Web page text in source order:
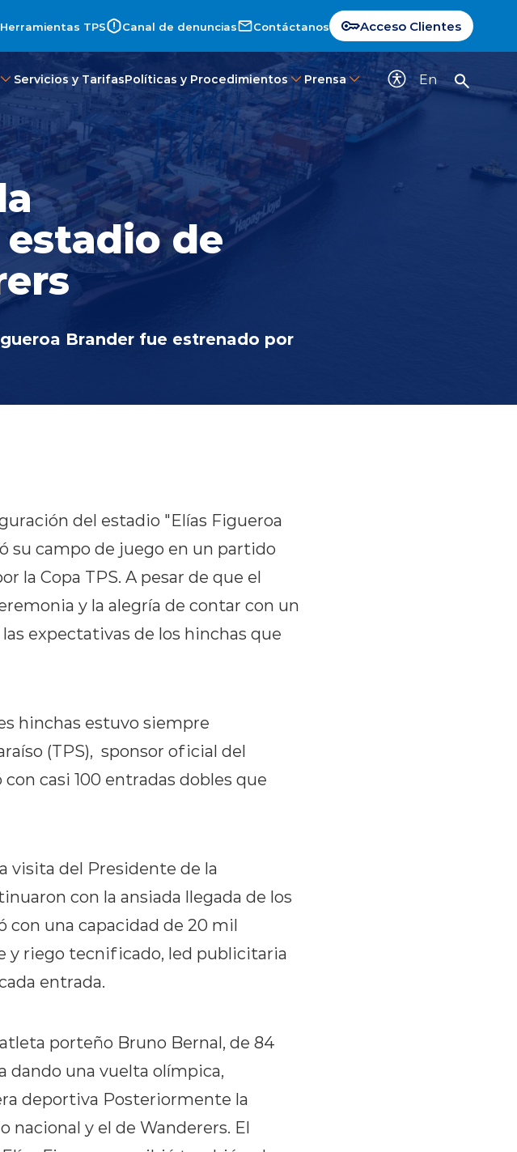
Herramientas TPS Canal de denuncias Contáctanos Acceso Clientes
Servicios y TarifasPolíticas y Procedimientos Prensa En
de
Brander fue estrenado por
del estadio "Elías Figueroa
su campo de juego en un partido
la Copa TPS. A pesar de que el
y la alegría de contar con un
expectativas de los hinchas que
hinchas estuvo siempre
(TPS), sponsor oficial del
casi 100 entradas dobles que
visita del Presidente de la
con la ansiada llegada de los
con una capacidad de 20 mil
y riego tecnificado, led publicitaria
entrada.
porteño Bruno Bernal, de 84
dando una vuelta olímpica,
deportiva Posteriormente la
nacional y el de Wanderers. El